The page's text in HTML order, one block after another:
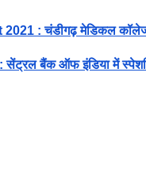
: चंडीगढ़ मेडिकल कॉलेज में
बैंक ऑफ इंडिया में